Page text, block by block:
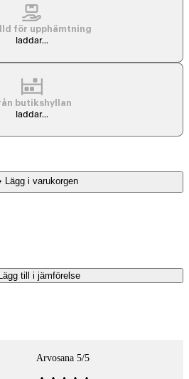
för upphämtning
laddar...
butikshyllan
laddar...
Lägg i varukorgen
till i jämförelse
Arvosana 5/5